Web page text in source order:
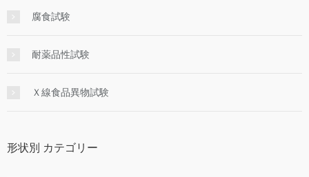
腐食試験
耐薬品性試験
Ｘ線食品異物試験
形状別 カテゴリー